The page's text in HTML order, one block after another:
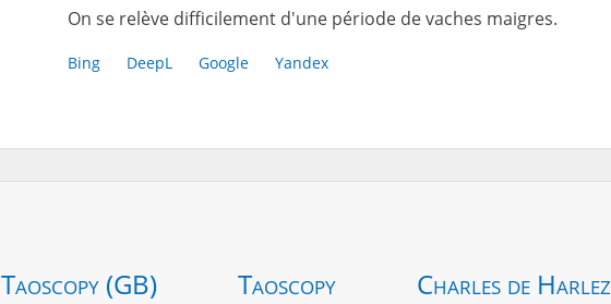
On se relève difficilement d'une période de vaches maigres.
Bing DeepL Google Yandex
Taoscopy (GB) Taoscopy Charles de Harlez